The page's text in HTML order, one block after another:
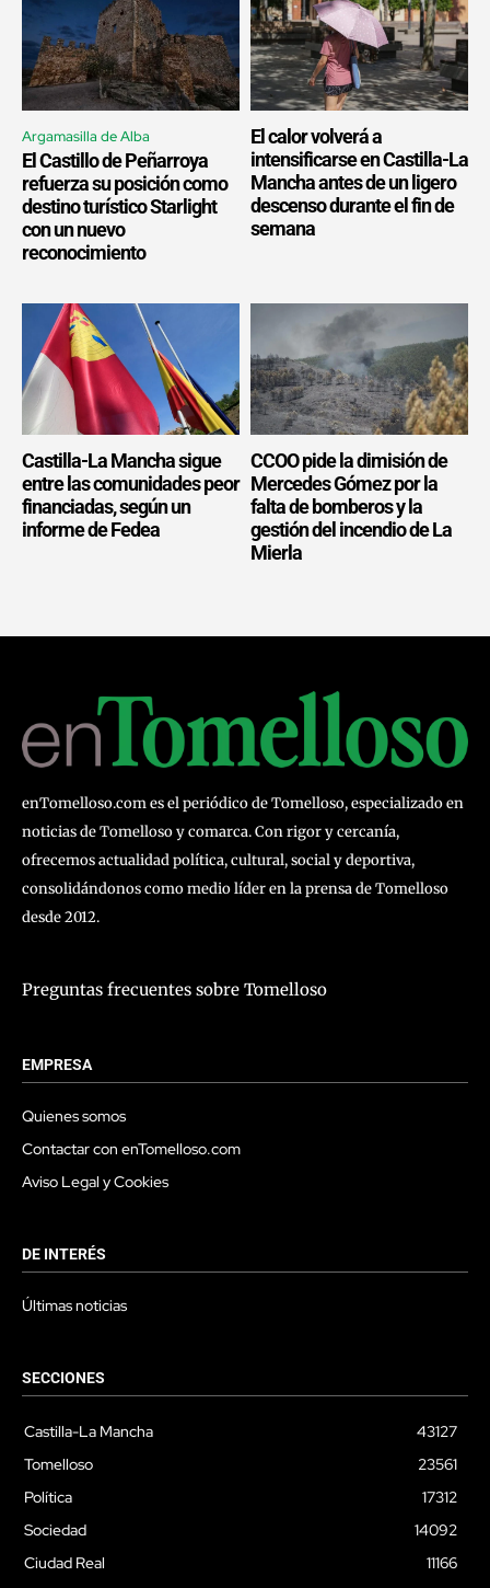
Argamasilla de Alba
El Castillo de Peñarroya
refuerza su posición como
destino turístico Starlight
con un nuevo
reconocimiento
El calor volverá a
intensificarse en Castilla-La
Mancha antes de un ligero
descenso durante el fin de
semana
Castilla-La Mancha sigue
entre las comunidades peor
financiadas, según un
informe de Fedea
CCOO pide la dimisión de
Mercedes Gómez por la
falta de bomberos y la
gestión del incendio de La
Mierla
enTomelloso.com es el periódico de Tomelloso, especializado en
noticias de Tomelloso y comarca. Con rigor y cercanía,
ofrecemos actualidad política, cultural, social y deportiva,
consolidándonos como medio líder en la prensa de Tomelloso
desde 2012.
Preguntas frecuentes sobre Tomelloso
EMPRESA
Quienes somos
Contactar con enTomelloso.com
Aviso Legal y Cookies
DE INTERÉS
Últimas noticias
SECCIONES
Castilla-La Mancha
43127
Tomelloso
23561
Política
17312
Sociedad
14092
Ciudad Real
11166